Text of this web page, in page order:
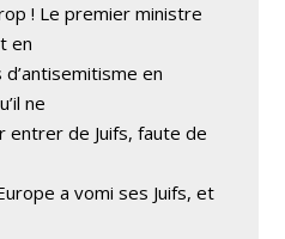
! Le premier ministre
en
d’antisemitisme en
ne
entrer de Juifs, faute de
a vomi ses Juifs, et